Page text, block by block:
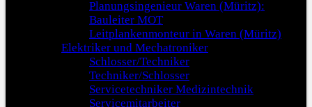
Planungsingenieur Waren (Müritz):
Bauleiter MOT
Leitplankenmonteur in Waren (Müritz)
Elektriker und Mechatroniker
Schlosser/Techniker
Techniker/Schlosser
Servicetechniker Medizintechnik
Servicemitarbeiter